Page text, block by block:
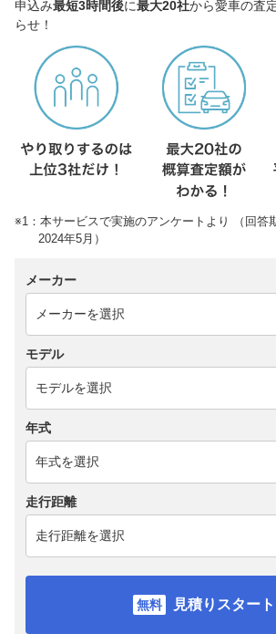
申込み最短3時間後に最大20社から愛車の査
らせ！
※1：本サービスで実施のアンケートより （回答
2024年5月）
メーカー
モデル
年式
走行距離
見積りスタート